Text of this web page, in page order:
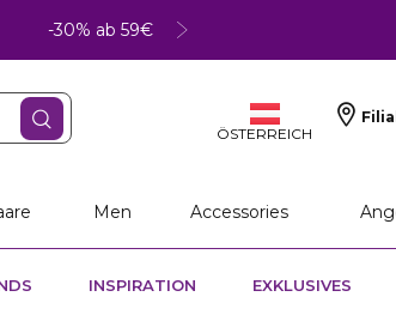
-30% ab 59€
ÖSTERREICH
Men Accessories
INSPIRATION EXKLUSIVES